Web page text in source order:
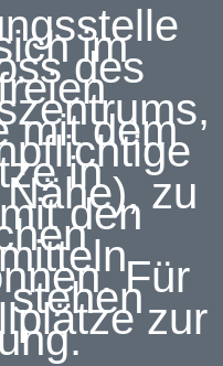
im
des
mit dem
in zu
den
Für
zur